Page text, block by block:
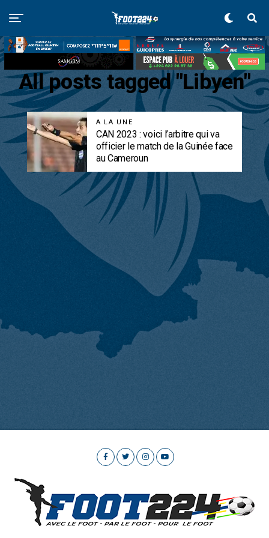
All posts tagged "Libyen"
A LA UNE
CAN 2023 : voici l’arbitre qui va
officier le match de la Guinée face
au Cameroun